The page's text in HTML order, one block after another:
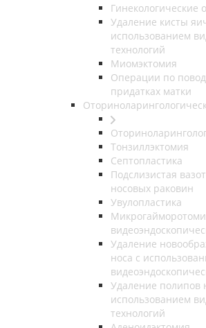
Гинекологические
Удаление кисты
использованием
технологий
Миомэктомия
Операции по
придатках матки
Тонзиллэктомия
Септопластика
Подслизистая
носовых раковин
Увулопластика
Удаление
носа с
Удаление полипов
использованием
технологий